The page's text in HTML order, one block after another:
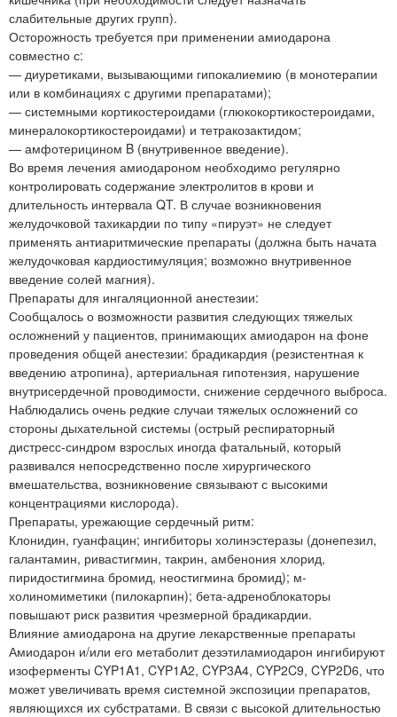
слабительные других групп).
Осторожность требуется при применении амиодарона
совместно с:
— диуретиками, вызывающими гипокалиемию (в монотерапии
или в комбинациях с другими препаратами);
— системными кортикостероидами (глюкокортикостероидами,
минералокортикостероидами) и тетракозактидом;
— амфотерицином B (внутривенное введение).
Во время лечения амиодароном необходимо регулярно
контролировать содержание электролитов в крови и
длительность интервала QT. В случае возникновения
желудочковой тахикардии по типу «пируэт» не следует
применять антиаритмические препараты (должна быть начата
желудочковая кардиостимуляция; возможно внутривенное
введение солей магния).
Препараты для ингаляционной анестезии:
Сообщалось о возможности развития следующих тяжелых
осложнений у пациентов, принимающих амиодарон на фоне
проведения общей анестезии: брадикардия (резистентная к
введению атропина), артериальная гипотензия, нарушение
внутрисердечной проводимости, снижение сердечного выброса.
Наблюдались очень редкие случаи тяжелых осложнений со
стороны дыхательной системы (острый респираторный
дистресс-синдром взрослых иногда фатальный, который
развивался непосредственно после хирургического
вмешательства, возникновение связывают с высокими
концентрациями кислорода).
Препараты, урежающие сердечный ритм:
Клонидин, гуанфацин; ингибиторы холинэстеразы (донепезил,
галантамин, ривастигмин, такрин, амбенония хлорид,
пиридостигмина бромид, неостигмина бромид); м-
холиномиметики (пилокарпин); бета-адреноблокаторы
повышают риск развития чрезмерной брадикардии.
Влияние амиодарона на другие лекарственные препараты
Амиодарон и/или его метаболит дезэтиламиодарон ингибируют
изоферменты CYP1A1, CYP1A2, CYP3A4, CYP2C9, CYP2D6, что
может увеличивать время системной экспозиции препаратов,
являющихся их субстратами. В связи с высокой длительностью